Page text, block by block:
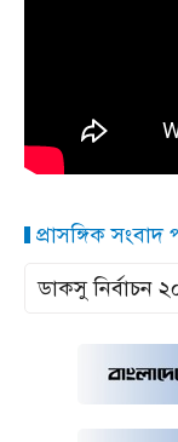
প্রাসঙ্গিক
ডাকসু নির্বাচন